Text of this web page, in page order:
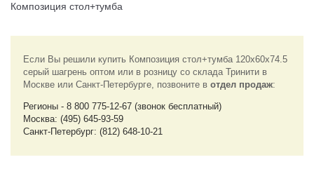
Композиция стол+тумба
Если Вы решили купить Композиция стол+тумба 120x60x74.5
серый шагрень оптом или в розницу со склада Тринити в
Москве или Санкт-Петербурге, позвоните в отдел продаж:
Регионы - 8 800 775-12-67 (звонок бесплатный)
Москва: (495) 645-93-59
Санкт-Петербург: (812) 648-10-21